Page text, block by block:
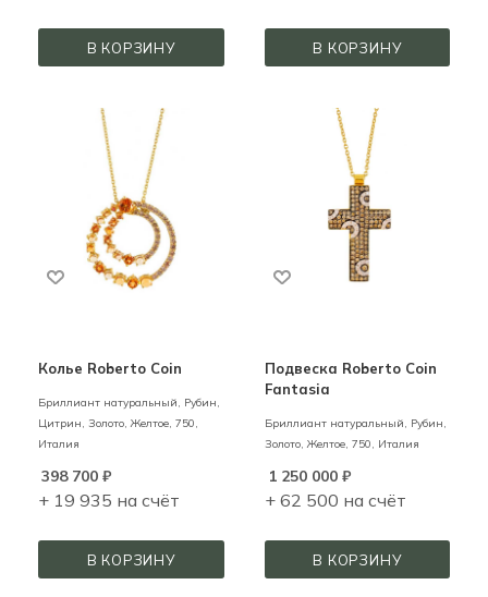
В КОРЗИНУ В КОРЗИНУ
Колье Roberto Coin
Бриллиант натуральный, Рубин,
Цитрин, Золото,Желтое, 750,
Италия
398 700 ₽
+ 19 935 на счёт
В КОРЗИНУ
Подвеска Roberto Coin
Fantasia
Бриллиант натуральный, Рубин,
Золото,Желтое, 750, Италия
1 250 000₽
+ 62 500 на счёт
В КОРЗИНУ